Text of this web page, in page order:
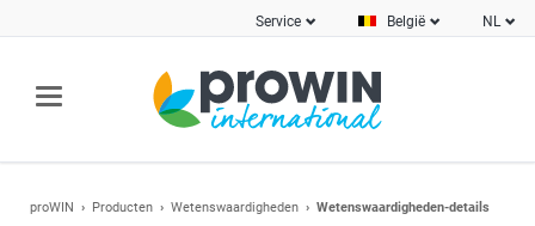
NL
België
Service
proWIN Producten Wetenswaardigheden Wetenswaardigheden-details